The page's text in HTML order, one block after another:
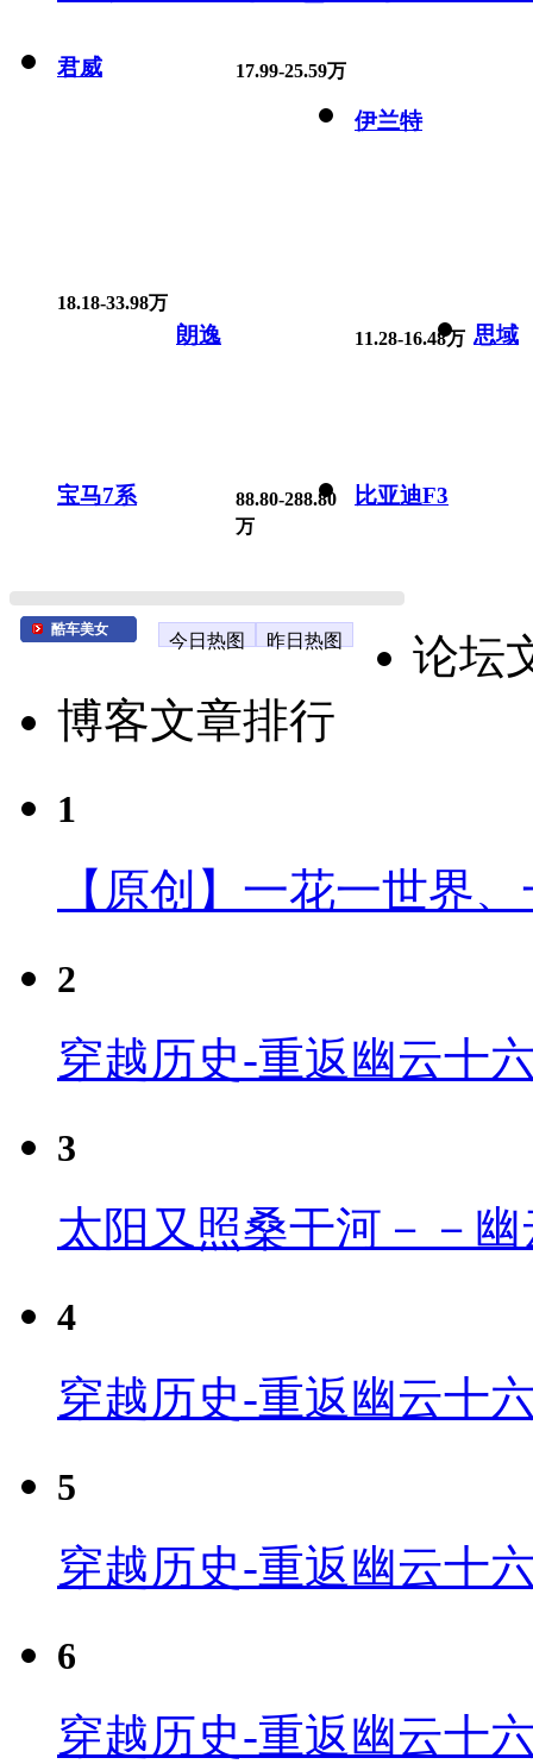
君威 17.99-25.59万
伊兰特
18.18-33.98万
朗逸 11.28-16.48万 思域
宝马7系
88.80-288.80
万
比亚迪F3
酷车美女
今日热图 昨日热图
论坛
博客文章排行
1
【原创】一花一世界
2
穿越历史-重返幽云十
3
太阳又照桑干河－－
4
穿越历史-重返幽云十
5
穿越历史-重返幽云十
6
穿越历史-重返幽云十